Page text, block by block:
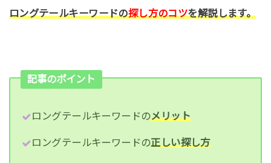
ロングテールキーワードの探し方のコツを解説します。
記事のポイント
ロングテールキーワードの メリット
ロングテールキーワードの正しい探し方